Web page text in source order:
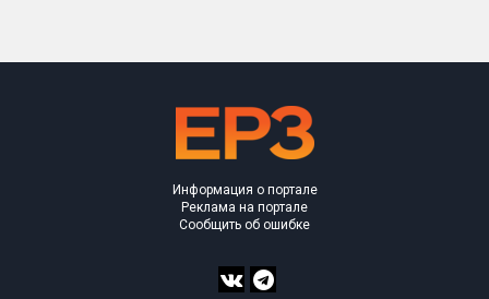
Рейтинг ЕРЗ
Жилых комплексов
Информация о портале
Реклама на портале
Сообщить об ошибке